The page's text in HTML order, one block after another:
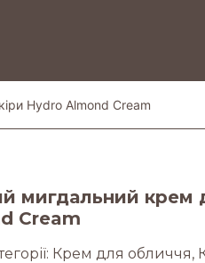
Hydro Almond Cream
мигдальний крем
Cream
Крем для обличчя,